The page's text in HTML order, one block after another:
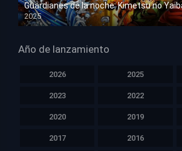
2025
HD 1080p
Año de lanzamiento
2026 2025
2023 2022
2020 2019
2017 2016